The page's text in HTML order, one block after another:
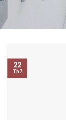
22
Th7